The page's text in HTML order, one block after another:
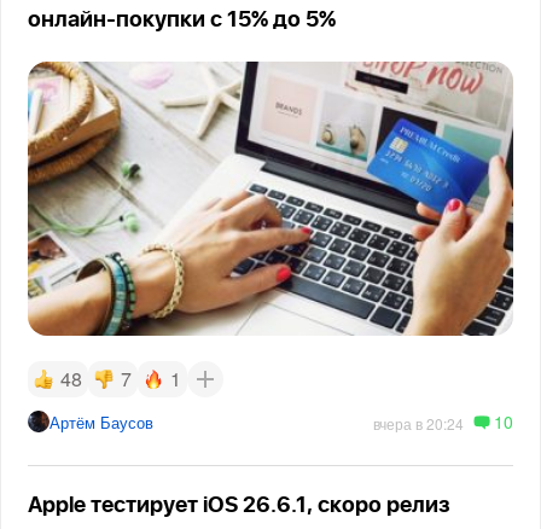
онлайн-покупки с 15% до 5%
48 7 1
Артём Баусов вчера в 20:24 10
Apple тестирует iOS 26.6.1, скоро релиз